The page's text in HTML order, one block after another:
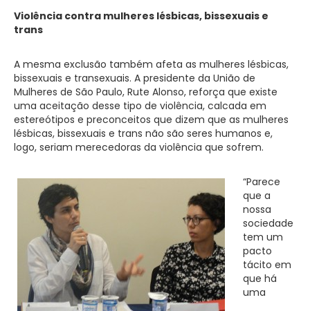
Violência contra mulheres lésbicas, bissexuais e
trans
A mesma exclusão também afeta as mulheres lésbicas,
bissexuais e transexuais. A presidente da União de
Mulheres de São Paulo, Rute Alonso, reforça que existe
uma aceitação desse tipo de violência, calcada em
estereótipos e preconceitos que dizem que as mulheres
lésbicas, bissexuais e trans não são seres humanos e,
logo, seriam merecedoras da violência que sofrem.
“Parece
que a
nossa
sociedade
tem um
pacto
tácito em
que há
uma